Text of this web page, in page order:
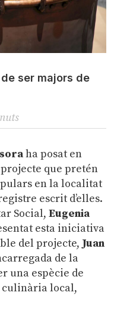
ser majors de
ha posat en
que pretén
en la localitat
escrit d’elles.
Social, Eugenia
esta iniciativa
del projecte, Juan
de la
una espècie de
local,